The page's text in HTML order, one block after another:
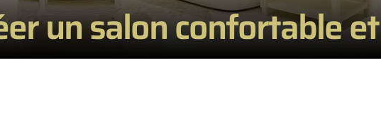
un salon confortable